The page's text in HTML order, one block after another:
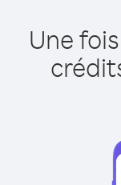
Une